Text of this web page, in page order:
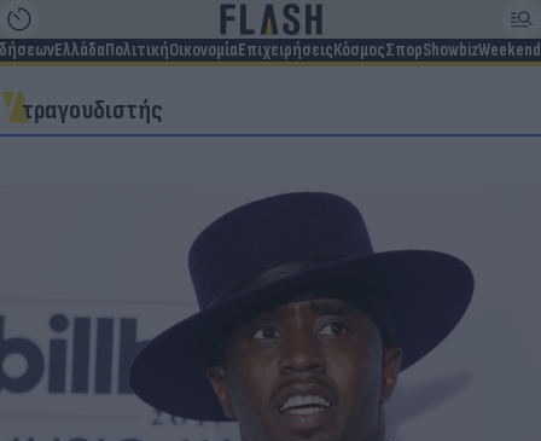
ΕλλάδαΠολιτικήΟικονομίαΕπιχειρήσειςΚόσμοςΣπορShowbizWeekend
τραγουδιστής